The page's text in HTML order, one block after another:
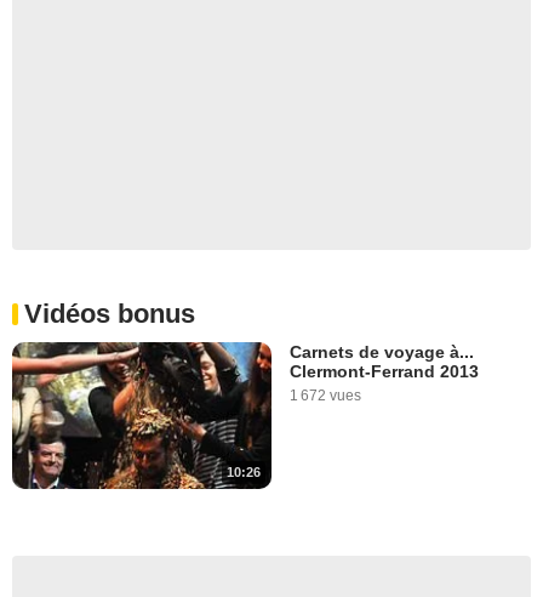
Vidéos bonus
10:26
Carnets de voyage à...
Clermont-Ferrand 2013
1 672 vues